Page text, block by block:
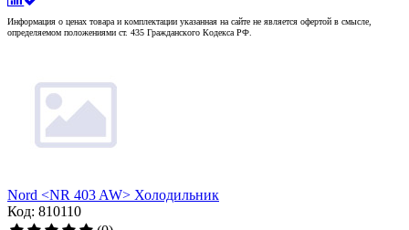
Информация о ценах товара и комплектации указанная на сайте не является офертой в смысле,
определяемом положениями ст. 435 Гражданского Кодекса РФ.
Nord <NR 403 AW> Холодильник
Код: 810110